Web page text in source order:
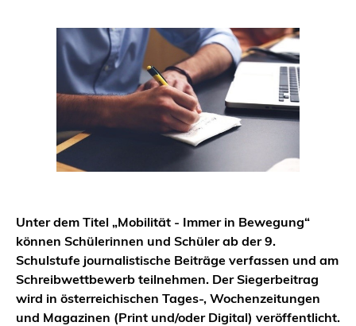
Unter dem Titel „Mobilität - Immer in Bewegung“
können Schülerinnen und Schüler ab der 9.
Schulstufe journalistische Beiträge verfassen und am
Schreibwettbewerb teilnehmen. Der Siegerbeitrag
wird in österreichischen Tages-, Wochenzeitungen
und Magazinen (Print und/oder Digital) veröffentlicht.